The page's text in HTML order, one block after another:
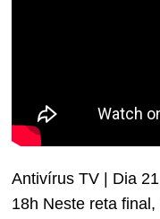
Antivírus TV | Dia
18h Neste reta